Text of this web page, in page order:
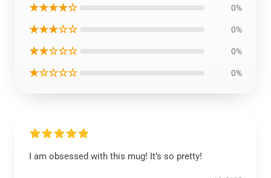
★★★★☆ 0%
★★★☆☆ 0%
★★☆☆☆ 0%
★☆☆☆☆ 0%
I am obsessed with this mug! It’s so pretty!